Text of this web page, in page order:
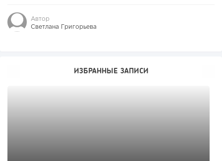
Автор
Светлана Григорьева
ИЗБРАННЫЕ ЗАПИСИ